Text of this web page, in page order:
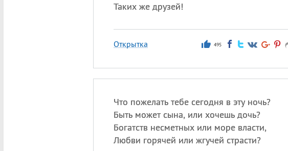
Таких же друзей!
Открытка 495
Что пожелать тебе сегодня в эту ночь?
Быть может сына, или хочешь дочь?
Богатств несметных или море власти,
Любви горячей или жгучей страсти?